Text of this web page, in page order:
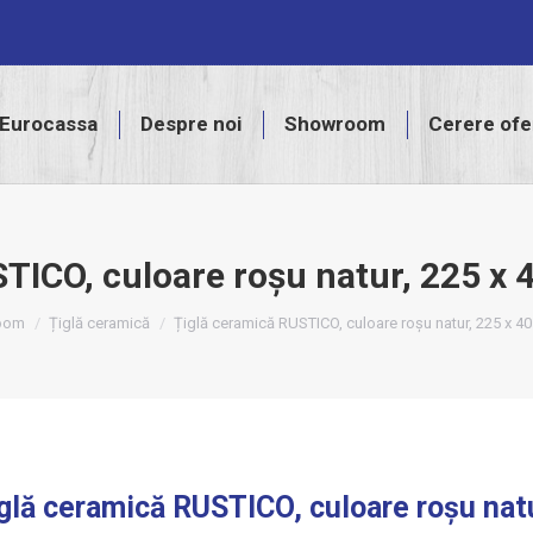
Eurocassa Despre noi Showroom Cerere
culoare roșu natur, 225 x
Țiglă ceramică Țiglă ceramică RUSTICO, culoare roșu natur, 225 x
ceramică RUSTICO, culoare roșu
Despre noi Showroom Cerere ofertă